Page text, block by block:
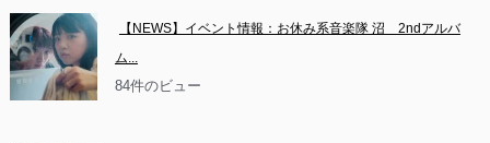
【NEWS】イベント情報：お休み系音楽隊 沼　2ndアルバ
ム...
84件のビュー